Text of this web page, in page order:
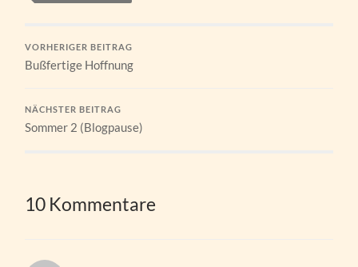
VORHERIGER BEITRAG
Bußfertige Hoffnung
NÄCHSTER BEITRAG
Sommer 2 (Blogpause)
10 Kommentare